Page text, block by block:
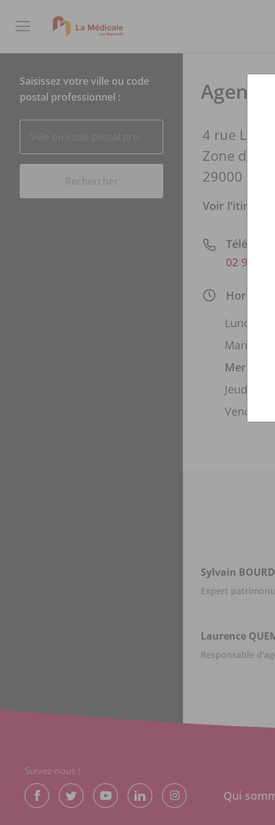
Saisissez votre ville ou code
postal professionnel :
Agence
4 rue
Zone de
29000
Voir l'itinéraire
02 98 55
Horaires
Lundi
Mardi
Mercredi
Jeudi
Vendredi
Sylvain
Expert
Laurence
Responsable
Suivez-nous !
Qui